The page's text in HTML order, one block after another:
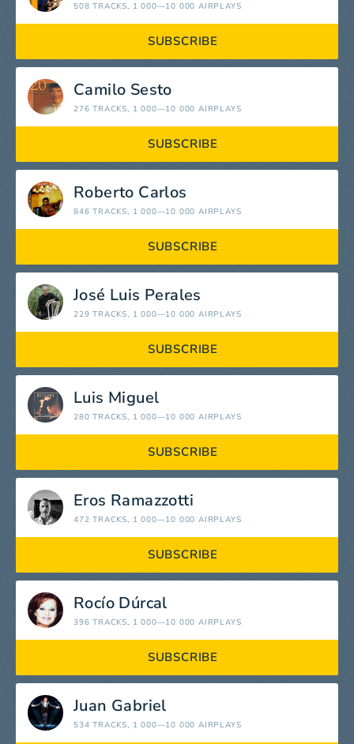
508 TRACKS, 1 000—10 000 AIRPLAYS
SUBSCRIBE
Camilo Sesto
276 TRACKS, 1 000—10 000 AIRPLAYS
SUBSCRIBE
Roberto Carlos
846 TRACKS, 1 000—10 000 AIRPLAYS
SUBSCRIBE
José Luis Perales
229 TRACKS, 1 000—10 000 AIRPLAYS
SUBSCRIBE
Luis Miguel
280 TRACKS, 1 000—10 000 AIRPLAYS
SUBSCRIBE
Eros Ramazzotti
472 TRACKS, 1 000—10 000 AIRPLAYS
SUBSCRIBE
Rocío Dúrcal
396 TRACKS, 1 000—10 000 AIRPLAYS
SUBSCRIBE
Juan Gabriel
534 TRACKS, 1 000—10 000 AIRPLAYS